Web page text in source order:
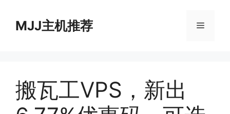
MJJ主机推荐 菜
搬瓦工VPS，新出